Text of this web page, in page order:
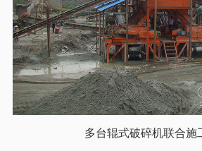
多台辊式破碎机联合施